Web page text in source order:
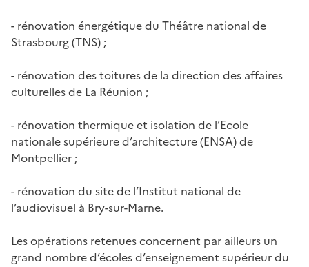
- rénovation énergétique du Théâtre national de
Strasbourg (TNS) ;
- rénovation des toitures de la direction des affaires
culturelles de La Réunion ;
- rénovation thermique et isolation de l’Ecole
nationale supérieure d’architecture (ENSA) de
Montpellier ;
- rénovation du site de l’Institut national de
l’audiovisuel à Bry-sur-Marne.
Les opérations retenues concernent par ailleurs un
grand nombre d’écoles d’enseignement supérieur du